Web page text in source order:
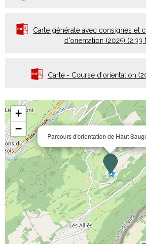
Carte générale avec consignes et
d'orientation (2025) (2.33
Carte - Course d'orientation
Parcours d'orientation de Haut
+
−